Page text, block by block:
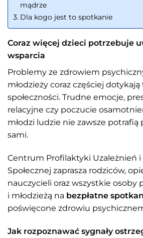
mądrze
Dla kogo jest to spotkanie
Coraz więcej dzieci potrzebuje
wsparcia
Problemy ze zdrowiem
młodzieży coraz częściej
społeczności. Trudne emocje,
relacyjne czy poczucie
młodzi ludzie nie zawsze potrafią
sami.
Centrum Profilaktyki Uzależnień
Społecznej zaprasza rodziców,
nauczycieli oraz wszystkie osoby
i młodzieżą na bezpłatne
poświęcone zdrowiu
Jak rozpoznawać sygnały